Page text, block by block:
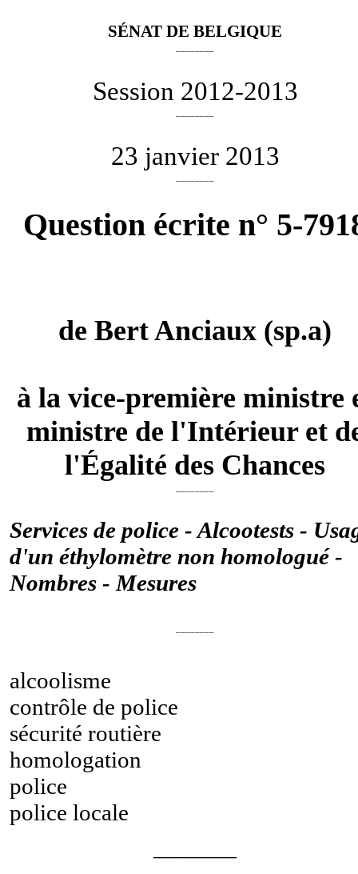
SÉNAT DE BELGIQUE
Session 2012-2013
23 janvier 2013
Question écrite n° 5-
deBert Anciaux (sp.a)
à la vice-première ministre
ministre de l'Intérieur et
l'Égalité des Chances
Services de police - Alcootests -
d'un éthylomètre non homologué -
Nombres - Mesures
alcoolisme
contrôle de police
sécurité routière
homologation
police
police locale